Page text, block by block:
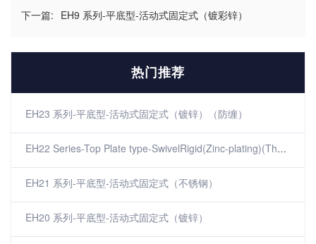
下一篇: EH9 系列-平底型-活动式固定式（镀彩锌）
热门推荐
EH23 系列-平底型-活动式固定式（镀锌）（防缠）
EH22 Series-Top Plate type-SwivelRigid(Zinc-plating)(The winding)
EH21 系列-平底型-活动式固定式（不锈钢）
EH20 系列-平底型-活动式固定式（镀锌）